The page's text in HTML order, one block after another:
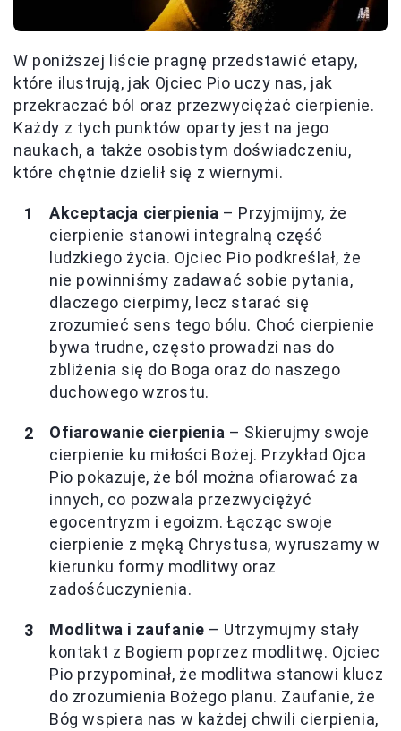
W poniższej liście pragnę przedstawić etapy,
które ilustrują, jak Ojciec Pio uczy nas, jak
przekraczać ból oraz przezwyciężać cierpienie.
Każdy z tych punktów oparty jest na jego
naukach, a także osobistym doświadczeniu,
które chętnie dzielił się z wiernymi.
Akceptacja cierpienia – Przyjmijmy, że
cierpienie stanowi integralną część
ludzkiego życia. Ojciec Pio podkreślał, że
nie powinniśmy zadawać sobie pytania,
dlaczego cierpimy, lecz starać się
zrozumieć sens tego bólu. Choć cierpienie
bywa trudne, często prowadzi nas do
zbliżenia się do Boga oraz do naszego
duchowego wzrostu.
Ofiarowanie cierpienia – Skierujmy swoje
cierpienie ku miłości Bożej. Przykład Ojca
Pio pokazuje, że ból można ofiarować za
innych, co pozwala przezwyciężyć
egocentryzm i egoizm. Łącząc swoje
cierpienie z męką Chrystusa, wyruszamy w
kierunku formy modlitwy oraz
zadośćuczynienia.
Modlitwa i zaufanie – Utrzymujmy stały
kontakt z Bogiem poprzez modlitwę. Ojciec
Pio przypominał, że modlitwa stanowi klucz
do zrozumienia Bożego planu. Zaufanie, że
Bóg wspiera nas w każdej chwili cierpienia,